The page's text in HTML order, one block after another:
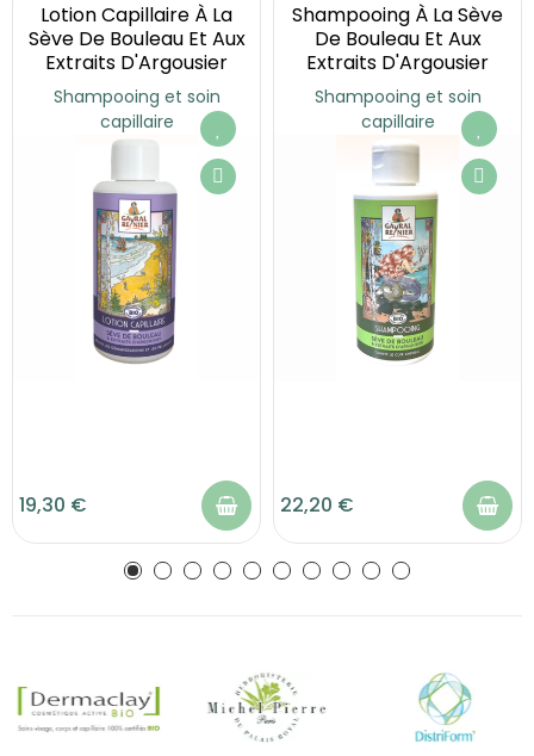
Lotion Capillaire À La
Sève De Bouleau Et Aux
Extraits D'Argousier
Shampooing et soin
capillaire
19,30 €
Shampooing À La Sève
De Bouleau Et Aux
Extraits D'Argousier
Shampooing et soin
capillaire
22,20 €